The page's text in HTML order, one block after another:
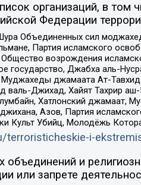
организаций, в том
Федерации
Объединенных сил
Партия исламского
возрождения
государство, Джабха аль-
Муджахеды джамаата Ат-
валь-Джихад, Хайят Тахрир
Хатлонский джамаат,
Азов, Партия
Культ Убийц, Молодёжь
terroristicheskie-i-
и
или запрете